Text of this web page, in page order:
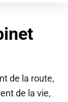
de la route,
de la vie,